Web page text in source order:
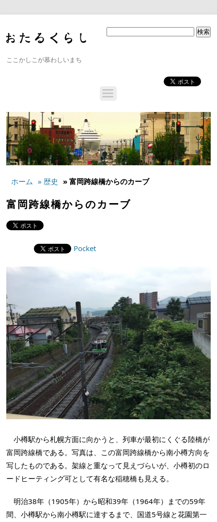
ここかしこが慕わしいまち
ホーム » 歴史 » 富岡跨線橋からのカーブ
富岡跨線橋からのカーブ
Pocket
小樽駅から札幌方面に向かうと、列車が最初にくぐる陸橋が
富岡跨線橋である。写真は、この富岡跨線橋から南小樽方向を
写したものである。架線と重なって見えづらいが、小樽初のロ
ードヒーティング可として有名な稲穂橋も見える。
明治38年（1905年）から昭和39年（1964年）までの59年
間、小樽駅から南小樽駅に達するまで、国道5号線と花園第一